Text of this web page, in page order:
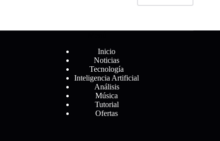
Inicio
Noticias
Tecnología
Inteligencia Artificial
Análisis
Música
Tutorial
Ofertas